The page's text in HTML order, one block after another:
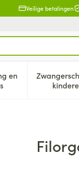
Veilige betalingen
verzorging en
en
submenu voor